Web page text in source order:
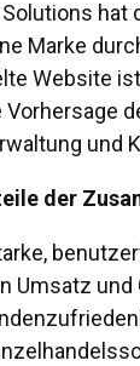
Solutions
Marke
Website
und
der
Umsatz